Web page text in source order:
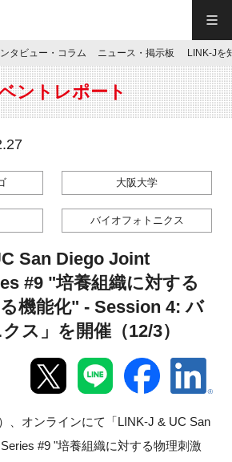
JP／EN
タビュー・コラム ニュース・掲示板 LINK-Jを
ントレポート
大阪大学
バイオフォトニクス
San Diego Joint
#9 "培養組織に対する
機能化" - Session 4: バ
ス」を開催（12/3）
、オンラインにて「LINK-J & UC San
#9 "培養組織に対する物理刺激